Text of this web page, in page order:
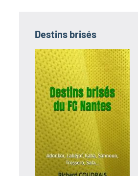
Destins brisés